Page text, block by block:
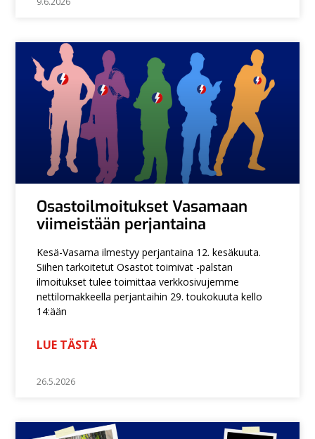
Osastoilmoitukset Vasamaan
viimeistään perjantaina
Kesä-Vasama ilmestyy perjantaina 12. kesäkuuta.
Siihen tarkoitetut Osastot toimivat -palstan
ilmoitukset tulee toimittaa verkkosivujemme
nettilomakkeella perjantaihin 29. toukokuuta kello
14:ään
LUE TÄSTÄ
26.5.2026